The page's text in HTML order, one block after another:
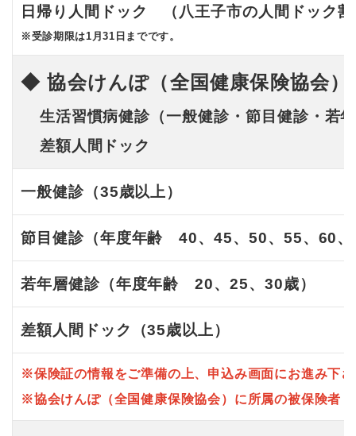
日帰り人間ドック （八王子市の人間ドック
※受診期限は1月31日までです。
◆協会けんぽ（全国健康保険協会
生活習慣病健診（一般健診・節目健診・若
差額人間ドック
一般健診（35歳以上）
節目健診（年度年齢 40、45、50、55、60
若年層健診（年度年齢 20、25、30歳）
差額人間ドック（35歳以上）
※保険証の情報をご準備の上、申込み画面にお進み下
※協会けんぽ（全国健康保険協会）に所属の被保険者